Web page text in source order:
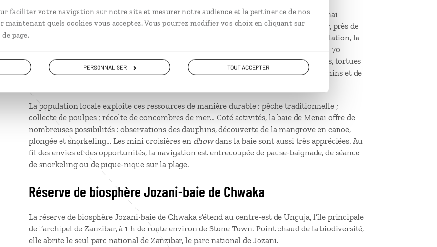
faciliter votre navigation sur notre site et mesurer notre audience et la pertinence de nos
maintenant quels cookies vous acceptez. Vous pourrez modifier vos choix en cliquant sur
page.
PERSONNALISER TOUT ACCEPTER
Située à 12 kilomètres au sud de Stone Town, l’aire de conservation de la baie de Menai
(MBCA) s’étend entre la pointe de la péninsule de Fumba et la pointe sud de Zanzibar, près de
Kizimkazi. Créée pour protéger la biodiversité et préserver les ressources de la population, la
baie de Menai est bordée d’une flore variée : 7 espèces de mangroves cohabitent avec 70
espèces de plantes (algues ; herbiers marins ; lichens ; fougères…) Oiseaux migrateurs, tortues
vertes et tortues imbriquées fréquentent les eaux de la baie au côté des grands dauphins et de
La population locale exploite ces ressources de manière durable : pêche traditionnelle ;
collecte de poulpes ; récolte de concombres de mer… Coté activités, la baie de Menai offre de
nombreuses possibilités : observations des dauphins, découverte de la mangrove en canoë,
plongée et snorkeling… Les mini croisières en dhowdans la baie sont aussi très appréciées. Au
fil des envies et des opportunités, la navigation est entrecoupée de pause-baignade, de séance
de snorkeling ou de pique-nique sur la plage.
Réserve de biosphère Jozani-baie de Chwaka
La réserve de biosphère Jozani-baie de Chwaka s’étend au centre-est de Unguja, l’île principale
de l’archipel de Zanzibar, à 1 h de route environ de Stone Town. Point chaud de la biodiversité,
elle abrite le seul parc national de Zanzibar, le parc national de Jozani.